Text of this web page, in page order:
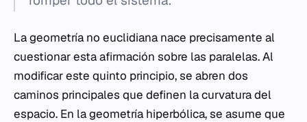
La geometría no euclidiana nace precisamente al
cuestionar esta afirmación sobre las paralelas. Al
modificar este quinto principio, se abren dos
caminos principales que definen la curvatura del
espacio. En la geometría hiperbólica, se asume que